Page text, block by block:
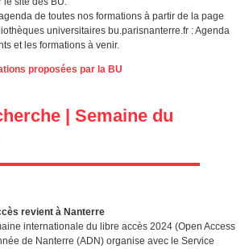
de toutes nos formations à partir de la page
universitaires bu.parisnanterre.fr : Agenda
et les formations à venir.
proposées par la BU
| Semaine du
revient à Nanterre
internationale du libre accès 2024 (Open Access
de Nanterre (ADN) organise avec le Service